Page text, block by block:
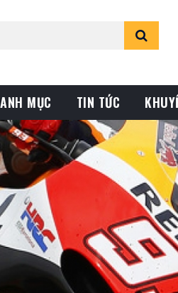
MỤC TIN TỨC